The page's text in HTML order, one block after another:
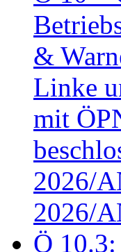
&
Linke
mit
2026/
2026/
Ö